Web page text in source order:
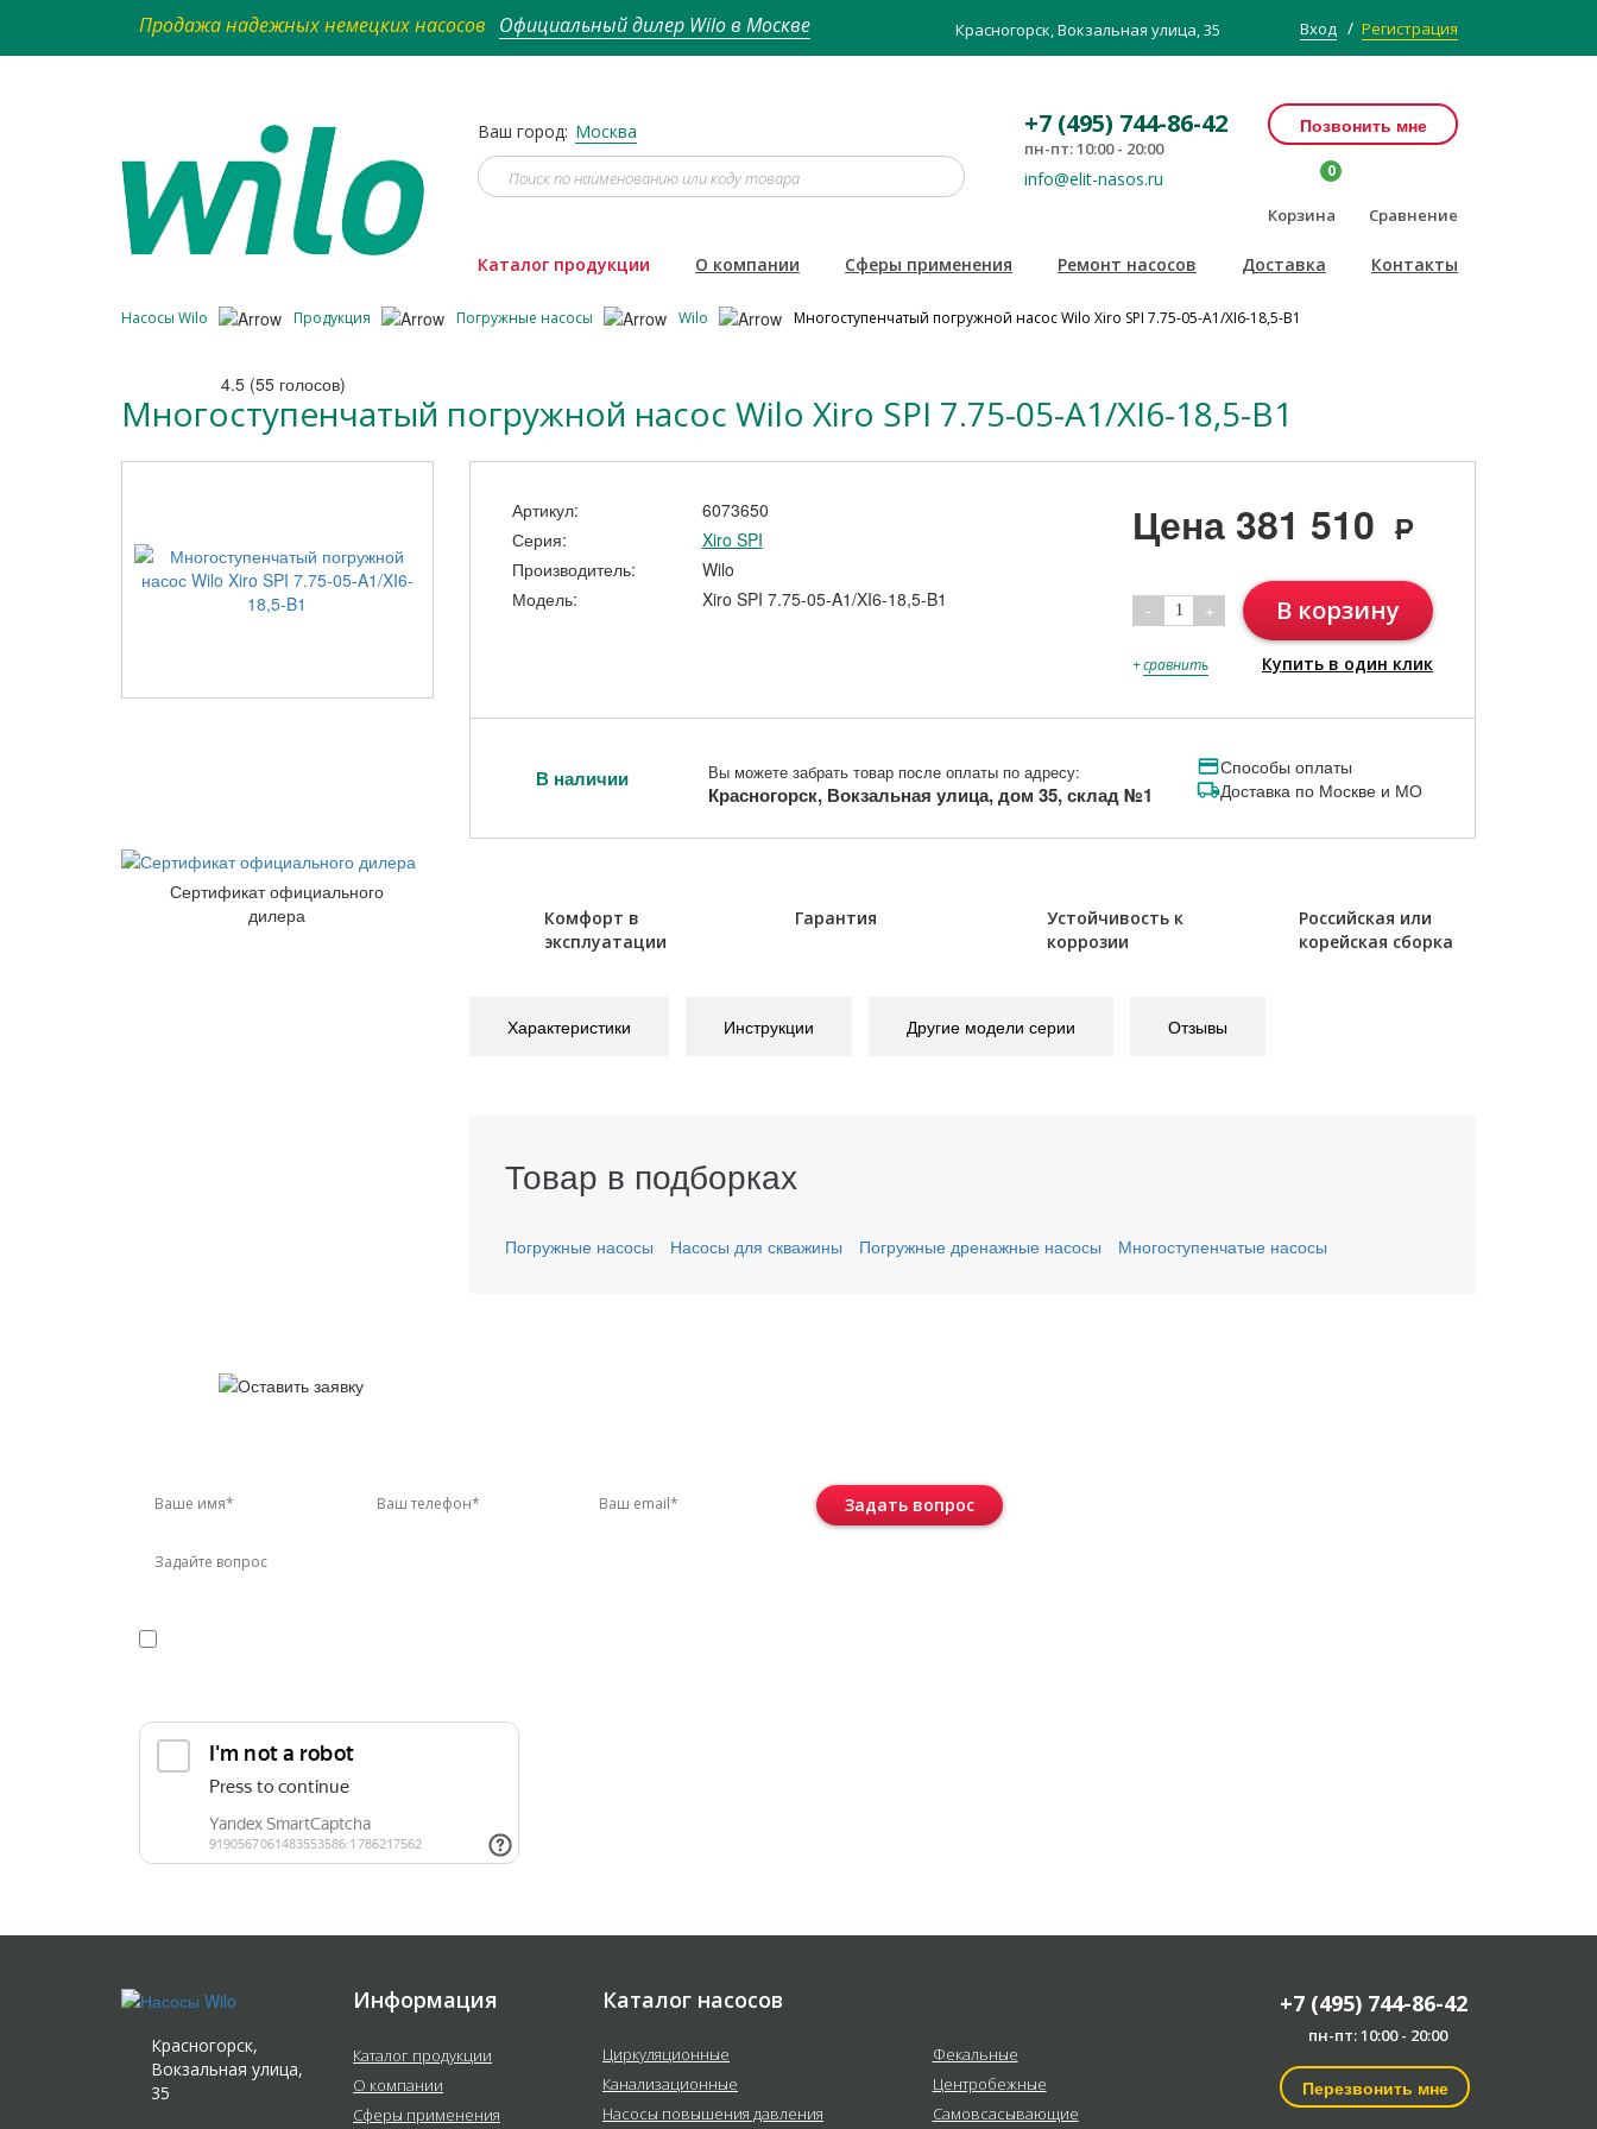
Продажа надежных немецких насосов Официальный дилер Wilo в Москве Красногорск, Вокзальная улица, 35 Вход / Регистрация
Ваш город: Москва +7 (495) 744-86-42
пн-пт: 10:00 - 20:00
info@elit-nasos.ru
Позвонить мне
Корзина
0
Сравнение
Каталог продукции О компании Сферы применения Ремонт насосов Доставка Контакты
Насосы Wilo Продукция Погружные насосы Wilo Многоступенчатый погружной насос Wilo Xiro SPI 7.75-05-A1/XI6-18,5-B1
4.5 (55 голосов)
Многоступенчатый погружной насос Wilo Xiro SPI 7.75-05-A1/XI6-18,5-B1
Сертификат официального
дилера
Артикул:
6073650
Серия:
Xiro SPI
Производитель:
Wilo
Модель:
Xiro SPI 7.75-05-A1/XI6-18,5-B1
Цена 381 510 Р
- 1 + В корзину
+сравнить Купить в один клик
В наличии Вы можете забрать товар после оплаты по адресу:
Красногорск, Вокзальная улица, дом 35, склад №1
Способы оплаты
Доставка по Москве и МО
Комфорт в
эксплуатации
Гарантия
Устойчивость к
коррозии
Российская или
корейская сборка
Характеристики Инструкции Другие модели серии Отзывы
Товар в подборках
Погружные насосы Насосы для скважины Погружные дренажные насосы Многоступенчатые насосы
Задать вопрос
Красногорск,
Вокзальная улица,
35
Информация
Каталог продукции
О компании
Сферы применения
Каталог насосов
Циркуляционные
Канализационные
Насосы повышения давления
Фекальные
Центробежные
Самовсасывающие
+7 (495) 744-86-42
пн-пт: 10:00 - 20:00
Перезвонить мне